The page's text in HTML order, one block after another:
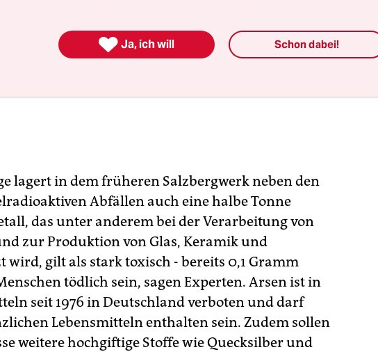
lagert in dem früheren Salzbergwerk neben den
Abfällen auch eine halbe Tonne
das unter anderem bei der Verarbeitung von
zur Produktion von Glas, Keramik und
wird, gilt als stark toxisch - bereits 0,1 Gramm
tödlich sein, sagen Experten. Arsen ist in
seit 1976 in Deutschland verboten und darf
Lebensmitteln enthalten sein. Zudem sollen
weitere hochgiftige Stoffe wie Quecksilber und
 Ja, ich will Schon dabei!